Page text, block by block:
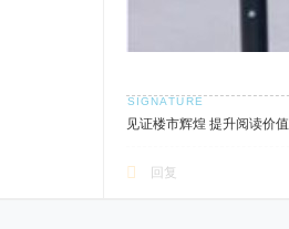
见证楼市辉煌 提升阅读价值
回复